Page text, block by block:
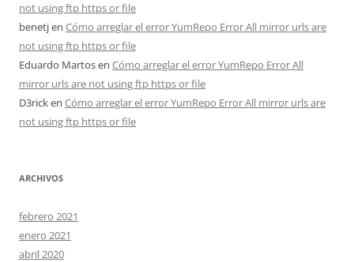
not using ftp https or file
benetjen Cómo arreglar el error YumRepo Error All mirror urls are
not using ftp https or file
Eduardo Martosen Cómo arreglar el error YumRepo Error All
mirror urls are not using ftp https or file
D3ricken Cómo arreglar el error YumRepo Error All mirror urls are
not using ftp https or file
ARCHIVOS
febrero 2021
enero 2021
abril 2020